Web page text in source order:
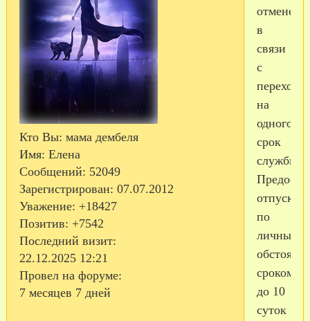
Кто Вы: мама дембеля
Имя: Елена
Сообщений: 52049
Зарегистрирован: 07.07.2012
Уважение: +18427
Позитив: +7542
Последний визит:
22.12.2025 12:21
Провел на форуме:
7 месяцев 7 дней
отменен,
в
связи
с
на
срок
службы.
отпуск
по
личным
сроком
до 10
суток